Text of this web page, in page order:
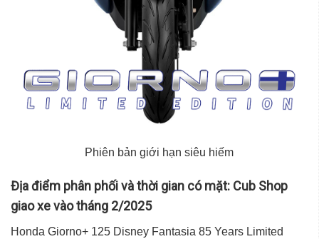
Phiên bản giới hạn siêu hiếm
Địa điểm phân phối và thời gian có mặt: Cub Shop
giao xe vào tháng 2/2025
Honda Giorno+ 125 Disney Fantasia 85 Years Limited